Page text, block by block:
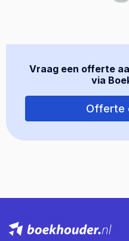
Vraag een offerte
via
Offerte